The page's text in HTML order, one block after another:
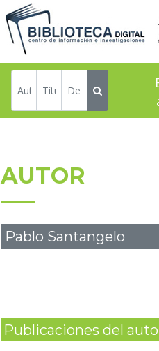
AUTOR
Pablo Santangelo
Publicaciones del